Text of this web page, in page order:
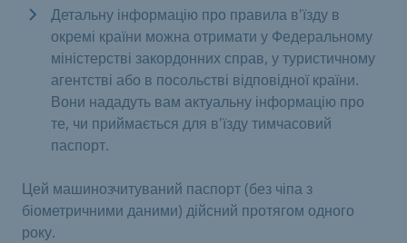
Детальну інформацію про правила в'їзду в
окремі країни можна отримати у Федеральному
міністерстві закордонних справ, у туристичному
агентстві або в посольстві відповідної країни.
Вони нададуть вам актуальну інформацію про
те, чи приймається для в'їзду тимчасовий
паспорт.
Цей машинозчитуваний паспорт (без чіпа з
біометричними даними) дійсний протягом одного
року.